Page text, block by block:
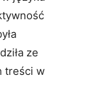
ze
treści w